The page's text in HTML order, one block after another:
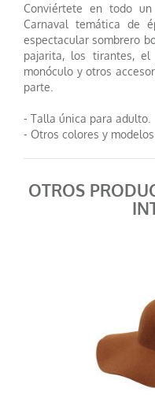
Conviértete en todo
Carnaval temática de
espectacular sombrero
pajarita, los tirantes,
monóculo y otros
parte.
- Talla única para adulto.
- Otros colores y
OTROS